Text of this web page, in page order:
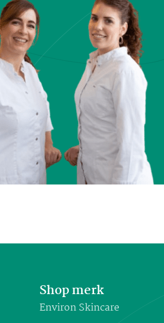
Shop merk
Environ Skincare